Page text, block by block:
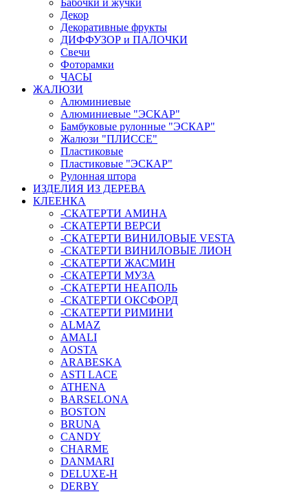
Бабочки и жучки
Декор
Декоративные фрукты
ДИФФУЗОР и ПАЛОЧКИ
Свечи
Фоторамки
ЧАСЫ
ЖАЛЮЗИ
Алюминиевые
Алюминиевые "ЭСКАР"
Бамбуковые рулонные "ЭСКАР"
Жалюзи "ПЛИССЕ"
Пластиковые
Пластиковые "ЭСКАР"
Рулонная штора
ИЗДЕЛИЯ ИЗ ДЕРЕВА
КЛЕЕНКА
-СКАТЕРТИ АМИНА
-СКАТЕРТИ ВЕРСИ
-СКАТЕРТИ ВИНИЛОВЫЕ VESTA
-СКАТЕРТИ ВИНИЛОВЫЕ ЛИОН
-СКАТЕРТИ ЖАСМИН
-СКАТЕРТИ МУЗА
-СКАТЕРТИ НЕАПОЛЬ
-СКАТЕРТИ ОКСФОРД
-СКАТЕРТИ РИМИНИ
ALMAZ
AMALI
AOSTA
ARABESKA
ASTI LACE
ATHENA
BARSELONA
BOSTON
BRUNA
CANDY
CHARME
DANMARI
DELUXE-H
DERBY